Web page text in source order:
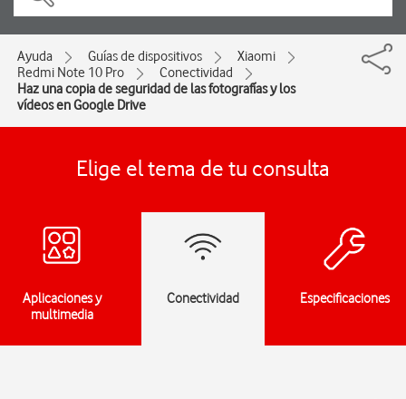
Ayuda Guías de dispositivos
Xiaomi
Redmi Note 10 Pro
Conectividad
Haz una copia de seguridad de las fotografías y los
vídeos en Google Drive
Elige el tema de tu consulta
Aplicaciones y
multimedia
Conectividad Especificaciones